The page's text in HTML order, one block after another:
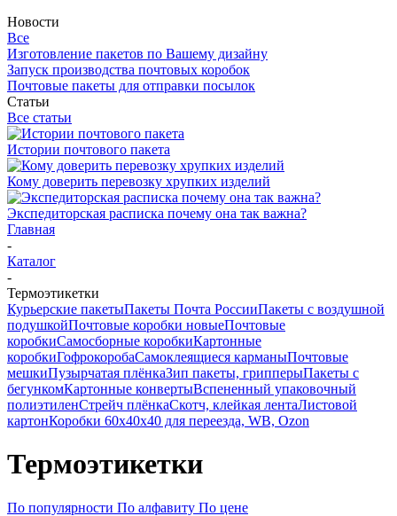
Новости
Все
Изготовление пакетов по Вашему дизайну
Запуск производства почтовых коробок
Почтовые пакеты для отправки посылок
Статьи
Все статьи
Истории почтового пакета
Кому доверить перевозку хрупких изделий
Экспедиторская расписка почему она так важна?
Главная
-
Каталог
-
Термоэтикетки
Курьерские пакетыПакеты Почта РоссииПакеты с воздушной
подушкойПочтовые коробки новыеПочтовые
коробкиСамосборные коробкиКартонные
коробкиГофрокоробаСамоклеящиеся карманыПочтовые
мешкиПузырчатая плёнкаЗип пакеты, грипперыПакеты с
бегункомКартонные конвертыВспененный упаковочный
полиэтиленСтрейч плёнкаСкотч, клейкая лентаЛистовой
картонКоробки 60х40х40 для переезда, WB, Ozon
Термоэтикетки
По популярности По алфавиту По цене